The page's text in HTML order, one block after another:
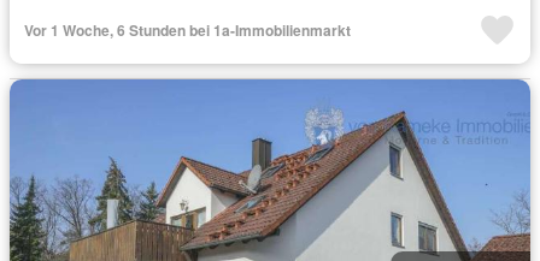
Vor 1 Woche, 6 Stunden bei 1a-Immobilienmarkt